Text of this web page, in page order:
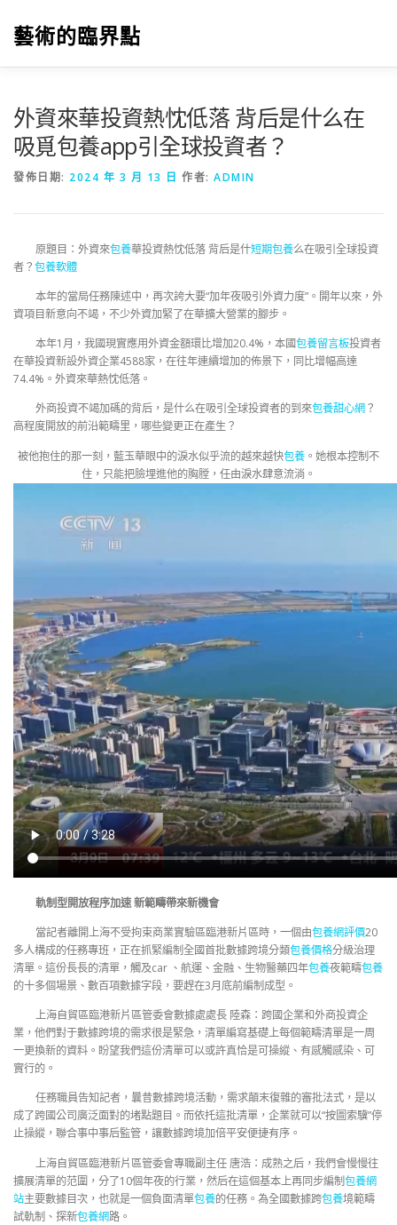
藝術的臨界點
外資來華投資熱忱低落 背后是什么在
吸覓包養app引全球投資者？
發佈日期: 2024 年 3 月 13 日 作者: ADMIN
原題目：外資來包養華投資熱忱低落 背后是什短期包養么在吸引全球投資
者？包養軟體
本年的當局任務陳述中，再次誇大要“加年夜吸引外資力度”。開年以來，外
資項目新意向不竭，不少外資加緊了在華擴大營業的腳步。
本年1月，我國現實應用外資金額環比增加20.4%，本國包養留言板投資者
在華投資新設外資企業4588家，在往年連續增加的佈景下，同比增幅高達
74.4%。外資來華熱忱低落。
外商投資不竭加碼的背后，是什么在吸引全球投資者的到來包養甜心網？
高程度開放的前沿範疇里，哪些變更正在產生？
被他抱住的那一刻，藍玉華眼中的淚水似乎流的越來越快包養 。她根本控制不
住，只能把臉埋進他的胸膛，任由淚水肆意流淌。
軌制型開放程序加速 新範疇帶來新機會
當記者離開上海不受拘束商業實驗區臨港新片區時，一個由包養網評價20
多人構成的任務專班，正在抓緊編制全國首批數據跨境分類包養價格分級治理
清單。這份長長的清單，觸及car 、航運、金融、生物醫藥四年包養夜範疇包養
的十多個場景、數百項數據字段，要趕在3月底前編制成型。
上海自貿區臨港新片區管委會數據處處長 陸森：跨國企業和外商投資企
業，他們對于數據跨境的需求很是緊急，清單編寫基礎上每個範疇清單是一周
一更換新的資料。盼望我們這份清單可以或許真恰是可操縱、有感觸感染、可
實行的。
任務職員告知記者，曩昔數據跨境活動，需求顛末復雜的審批法式，是以
成了跨國公司廣泛面對的堵點題目。而依托這批清單，企業就可以“按圖索驥”停
止操縱，聯合事中事后監管，讓數據跨境加倍平安便捷有序。
上海自貿區臨港新片區管委會專職副主任 唐浩：成熟之后，我們會慢慢往
擴展清單的范圍，分了10個年夜的行業，然后在這個基本上再同步編制包養網
站主要數據目次，也就是一個負面清單包養的任務。為全國數據跨包養境範疇
試軌制、探新包養網路。